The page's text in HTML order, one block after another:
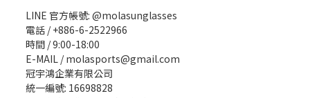
LINE 官方帳號: @molasunglasses
電話 / +886-6-2522966
時間 / 9:00-18:00
E-MAIL / molasports@gmail.com
冠宇鴻企業有限公司
統一編號: 16698828